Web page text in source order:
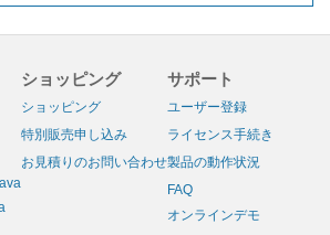
ショッピング
ショッピング
特別販売申し込み
お見積りのお問い合わせ
サポート
ユーザー登録
ライセンス手続き
製品の動作状況
FAQ
オンラインデモ